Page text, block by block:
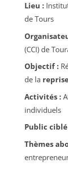
Lieu :Institut
de Tours
(CCI) de
Objectif :
de la
Activités :
individuels
Public
Thèmes